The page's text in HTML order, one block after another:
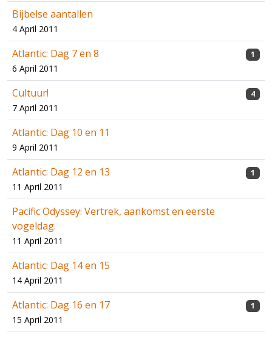
Bijbelse aantallen
4 April 2011
Atlantic: Dag 7 en 8
6 April 2011
1
Cultuur!
7 April 2011
4
Atlantic: Dag 10 en 11
9 April 2011
Atlantic: Dag 12 en 13
11 April 2011
1
Pacific Odyssey: Vertrek, aankomst en eerste
vogeldag.
11 April 2011
Atlantic: Dag 14 en 15
14 April 2011
Atlantic: Dag 16 en 17
15 April 2011
1